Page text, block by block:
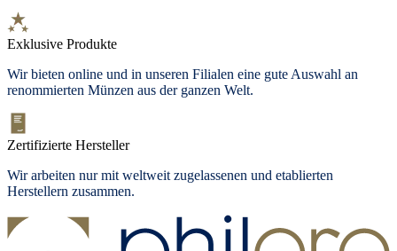
Exklusive Produkte
Wir bieten online und in unseren Filialen eine gute Auswahl an
renommierten Münzen aus der ganzen Welt.
Zertifizierte Hersteller
Wir arbeiten nur mit weltweit zugelassenen und etablierten
Herstellern zusammen.